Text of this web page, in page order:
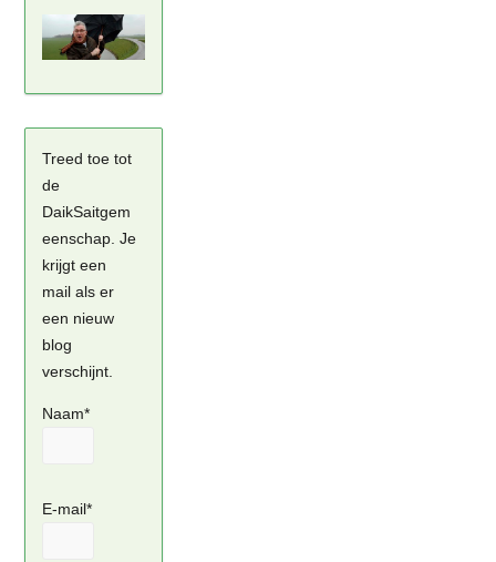
Treed toe tot
de
DaikSaitgem
eenschap. Je
krijgt een
mail als er
een nieuw
blog
verschijnt.
Naam*
E-mail*